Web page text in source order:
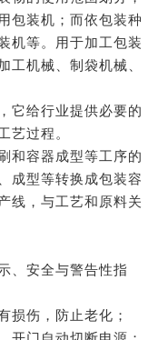
包装机；而依包装种
机等。用于加工包装
工机械、制袋机械、
它给行业提供必要的
艺过程。
和容器成型等工序的
成型等转换成包装容
线，与工艺和原料关
、安全与警告性指
损伤，防止老化；